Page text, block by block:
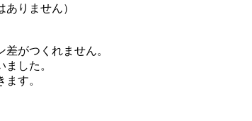
りません）
がつくれません。
した。
す。